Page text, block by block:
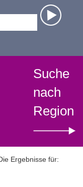
Suche
nach
Region
Ergebnisse für: